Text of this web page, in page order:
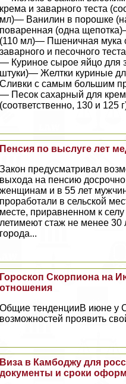
крема и заварного теста
мл)— Ванилин в порошке
поваренная (одна
(110 мл)— Пшеничная мука
заварного и песочного
— Куриное сырое яйцо для
штуки)— Желтки куриные
Сливки с самым большим
— Песок сахарный для
(соответственно, 130 и 125
Пенсия по выслуге лет
Закон предусматривал
выхода на пенсию досрочно
женщинам и в 55 лет
проработали в сельской
месте, приравненном к
летимеют стаж не менее 30
города...
Гороскоп Скорпиона на
отношения
Общие тенденцииВ июне у
возможностей проявить
Виза в Камбоджу для
документы и сроки